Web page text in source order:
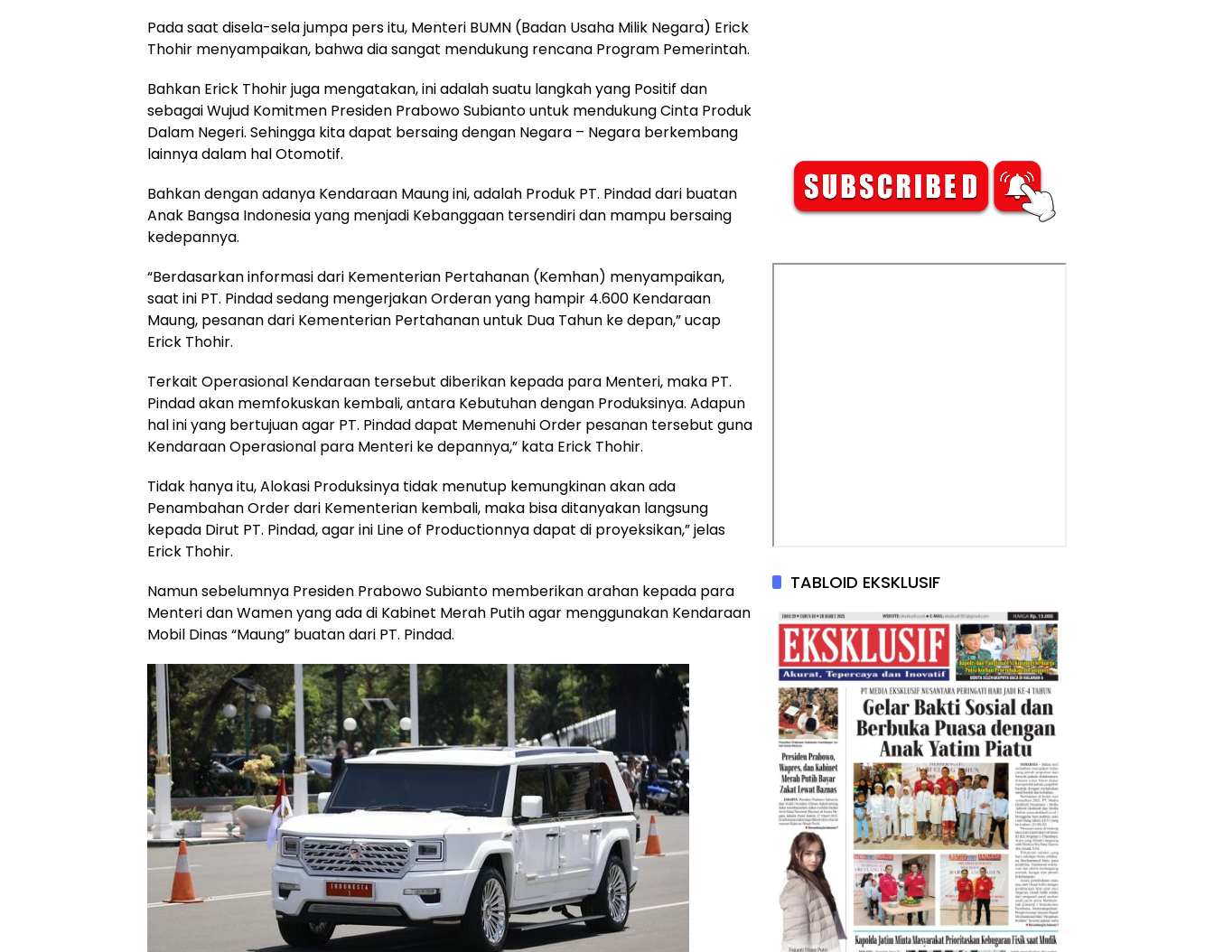
Pada saat disela-sela jumpa pers itu, Menteri BUMN (Badan Usaha Milik Negara) Erick
Thohir menyampaikan, bahwa dia sangat mendukung rencana Program Pemerintah.
Bahkan Erick Thohir juga mengatakan, ini adalah suatu langkah yang Positif dan
sebagai Wujud Komitmen Presiden Prabowo Subianto untuk mendukung Cinta Produk
Dalam Negeri. Sehingga kita dapat bersaing dengan Negara – Negara berkembang
lainnya dalam hal Otomotif.
Bahkan dengan adanya Kendaraan Maung ini, adalah Produk PT. Pindad dari buatan
Anak Bangsa Indonesia yang menjadi Kebanggaan tersendiri dan mampu bersaing
kedepannya.
“Berdasarkan informasi dari Kementerian Pertahanan (Kemhan) menyampaikan,
saat ini PT. Pindad sedang mengerjakan Orderan yang hampir 4.600 Kendaraan
Maung, pesanan dari Kementerian Pertahanan untuk Dua Tahun ke depan,” ucap
Erick Thohir.
Terkait Operasional Kendaraan tersebut diberikan kepada para Menteri, maka PT.
Pindad akan memfokuskan kembali, antara Kebutuhan dengan Produksinya. Adapun
hal ini yang bertujuan agar PT. Pindad dapat Memenuhi Order pesanan tersebut guna
Kendaraan Operasional para Menteri ke depannya,” kata Erick Thohir.
Tidak hanya itu, Alokasi Produksinya tidak menutup kemungkinan akan ada
Penambahan Order dari Kementerian kembali, maka bisa ditanyakan langsung
kepada Dirut PT. Pindad, agar ini Line of Productionnya dapat di proyeksikan,” jelas
Erick Thohir.
Namun sebelumnya Presiden Prabowo Subianto memberikan arahan kepada para
Menteri dan Wamen yang ada di Kabinet Merah Putih agar menggunakan Kendaraan
Mobil Dinas “Maung” buatan dari PT. Pindad.
TABLOID EKSKLUSIF